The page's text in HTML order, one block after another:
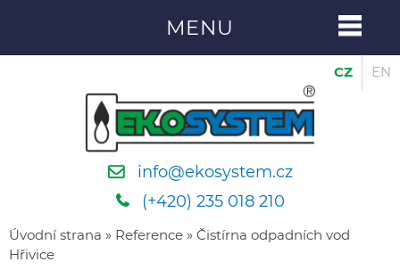
info@ekosystem.cz
(+420) 235 018 210
CZ EN
MENU
Úvodní strana » Reference » Čistírna odpadních vod
Hřivice